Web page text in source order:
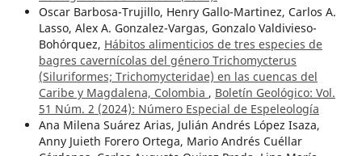
Oscar Barbosa-Trujillo, Henry Gallo-Martinez, Carlos A.
Lasso, Alex A. Gonzalez-Vargas, Gonzalo Valdivieso-
Bohórquez, Hábitos alimenticios de tres especies de
bagres cavernícolas del género Trichomycterus
(Siluriformes; Trichomycteridae) en las cuencas del
Caribe y Magdalena, Colombia , Boletín Geológico: Vol.
51 Núm. 2 (2024): Número Especial de Espeleología
Ana Milena Suárez Arias, Julián Andrés López Isaza,
Anny Juieth Forero Ortega, Mario Andrés Cuéllar